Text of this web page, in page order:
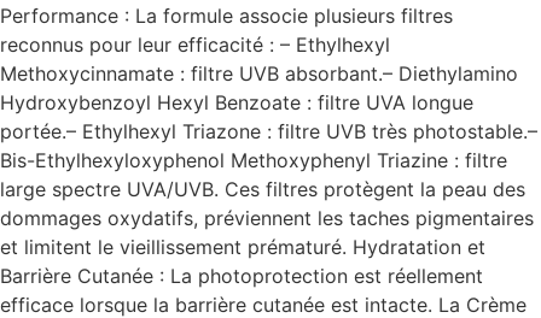
Performance : La formule associe plusieurs filtres
reconnus pour leur efficacité : – Ethylhexyl
Methoxycinnamate : filtre UVB absorbant.– Diethylamino
Hydroxybenzoyl Hexyl Benzoate : filtre UVA longue
portée.– Ethylhexyl Triazone : filtre UVB très photostable.–
Bis-Ethylhexyloxyphenol Methoxyphenyl Triazine : filtre
large spectre UVA/UVB. Ces filtres protègent la peau des
dommages oxydatifs, préviennent les taches pigmentaires
et limitent le vieillissement prématuré. Hydratation et
Barrière Cutanée : La photoprotection est réellement
efficace lorsque la barrière cutanée est intacte. La Crème